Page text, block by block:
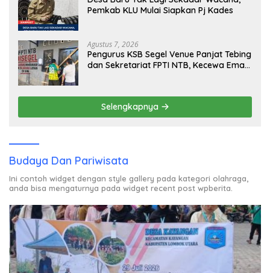
Pemkab KLU Mulai Siapkan Pj Kades
Agustus 7, 2026
Pengurus KSB Segel Venue Panjat Tebing
dan Sekretariat FPTI NTB, Kecewa Emas
Selengkapnya
Budaya Dan Pariwisata
Ini contoh widget dengan style gallery pada kategori olahraga,
anda bisa mengaturnya pada widget recent post wpberita.